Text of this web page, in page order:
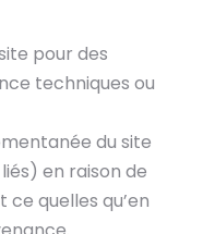
pour des
techniques ou
du site
en raison de
quelles qu’en